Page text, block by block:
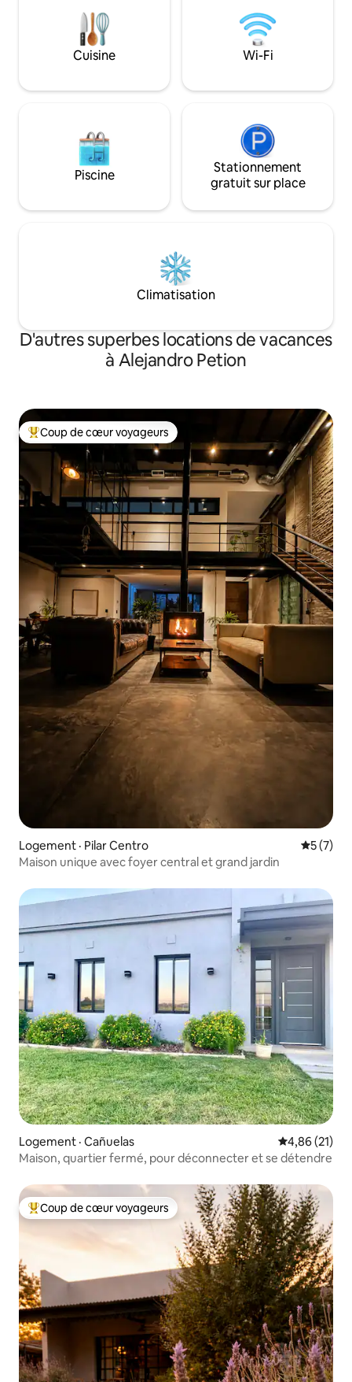
de cuisine, ou massages relaxants.
Transfert gratuit à Ezeiza pour les
séjours de 2nuits et plus.
domicile. Jusqu'à 2 animaux de taille
moyenne sont
supplémentaire
événements et
24 h/24.
Cuisine Wi-Fi
Piscine
Stationnement
gratuit sur place
Climatisation
D'autres superbes locations de vacances
à Alejandro Petion
Coup de cœur voyageurs parmi les plus aimés
Coup de cœur voyageurs
Logement · Pilar Centro Note
5 (7)
Maison unique avec foyer central et grand jardin
Logement · Cañuelas Note
4,86 (21)
Maison, quartier fermé, pour déconnecter et se détendre
Coup de cœur voyageurs parmi les plus aimés
Coup de cœur voyageurs